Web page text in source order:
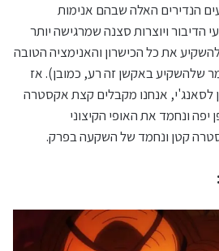
הנדירים האלה שבהם אנימות
הדיבור ויוצרות סצנה שמרגישה יותר
את כל הכישרון והאנימציה הטובה
שלהשקיע באקשן זה רע, כמובן). אז
לסאנג'י, אנחנו מקבלים קצת אקסטרה
יפה ונחמד את האופי הקיצוני
קטן ונחמד של השקעה בפרק.